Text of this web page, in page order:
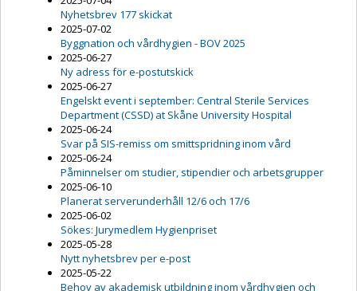
Nyhetsbrev 177 skickat
2025-07-02
Byggnation och vårdhygien - BOV 2025
2025-06-27
Ny adress för e-postutskick
2025-06-27
Engelskt event i september: Central Sterile Services
Department (CSSD) at Skåne University Hospital
2025-06-24
Svar på SIS-remiss om smittspridning inom vård
2025-06-24
Påminnelser om studier, stipendier och arbetsgrupper
2025-06-10
Planerat serverunderhåll 12/6 och 17/6
2025-06-02
Sökes: Jurymedlem Hygienpriset
2025-05-28
Nytt nyhetsbrev per e-post
2025-05-22
Behov av akademisk utbildning inom vårdhygien och